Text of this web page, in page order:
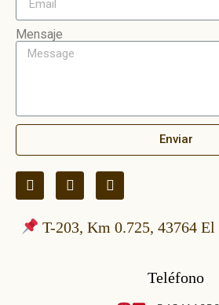
Mensaje
Enviar
T-203, Km 0.725, 43764
Teléfono